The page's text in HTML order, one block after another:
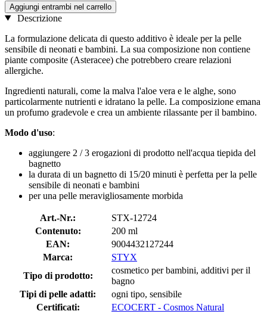
Aggiungi entrambi nel carrello
Descrizione
La formulazione delicata di questo additivo è ideale per la pelle
sensibile di neonati e bambini. La sua composizione non contiene
piante composite (Asteracee) che potrebbero creare relazioni
allergiche.
Ingredienti naturali, come la malva l'aloe vera e le alghe, sono
particolarmente nutrienti e idratano la pelle. La composizione emana
un profumo gradevole e crea un ambiente rilassante per il bambino.
Modo d'uso:
aggiungere 2 / 3 erogazioni di prodotto nell'acqua tiepida del
bagnetto
la durata di un bagnetto di 15/20 minuti è perfetta per la pelle
sensibile di neonati e bambini
per una pelle meravigliosamente morbida
Art.-Nr.:
STX-12724
Contenuto:
200 ml
EAN:
9004432127244
Marca:
STYX
Tipo di prodotto:
cosmetico per bambini, additivi per il
bagno
Tipi di pelle adatti:
ogni tipo, sensibile
Certificati:
ECOCERT - Cosmos Natural